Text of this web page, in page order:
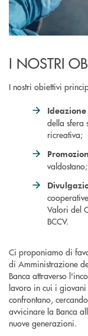
I NOSTRI
I nostri obiettivi
Ideazione
della sfera
ricreativa;
valdostano;
Valori del
BCCV.
Ci proponiamo di
di Amministrazione
Banca attraverso
lavoro in cui i giovani
confrontano,
avvicinare la Banca
nuove generazioni.